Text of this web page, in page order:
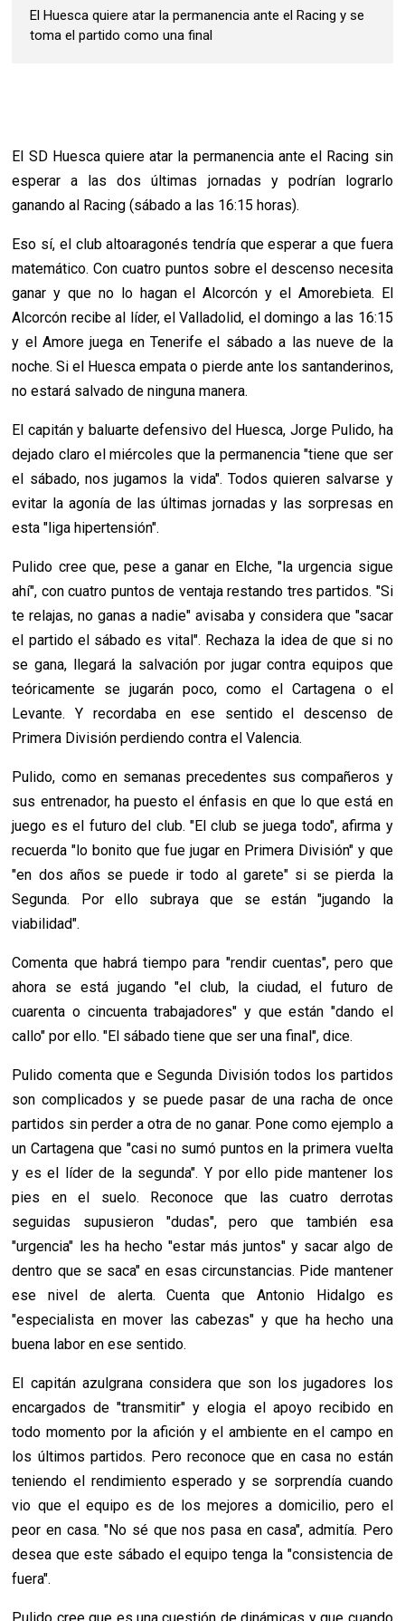
El Huesca quiere atar la permanencia ante el Racing y se
toma el partido como una final
El SD Huesca quiere atar la permanencia ante el Racing sin
esperar a las dos últimas jornadas y podrían lograrlo
ganando al Racing (sábado a las 16:15 horas).
Eso sí, el club altoaragonés tendría que esperar a que fuera
matemático. Con cuatro puntos sobre el descenso necesita
ganar y que no lo hagan el Alcorcón y el Amorebieta. El
Alcorcón recibe al líder, el Valladolid, el domingo a las 16:15
y el Amore juega en Tenerife el sábado a las nueve de la
noche. Si el Huesca empata o pierde ante los santanderinos,
no estará salvado de ninguna manera.
El capitán y baluarte defensivo del Huesca, Jorge Pulido, ha
dejado claro el miércoles que la permanencia "tiene que ser
el sábado, nos jugamos la vida". Todos quieren salvarse y
evitar la agonía de las últimas jornadas y las sorpresas en
esta "liga hipertensión".
Pulido cree que, pese a ganar en Elche, "la urgencia sigue
ahí", con cuatro puntos de ventaja restando tres partidos. "Si
te relajas, no ganas a nadie" avisaba y considera que "sacar
el partido el sábado es vital". Rechaza la idea de que si no
se gana, llegará la salvación por jugar contra equipos que
teóricamente se jugarán poco, como el Cartagena o el
Levante. Y recordaba en ese sentido el descenso de
Primera División perdiendo contra el Valencia.
Pulido, como en semanas precedentes sus compañeros y
sus entrenador, ha puesto el énfasis en que lo que está en
juego es el futuro del club. "El club se juega todo", afirma y
recuerda "lo bonito que fue jugar en Primera División" y que
"en dos años se puede ir todo al garete" si se pierda la
Segunda. Por ello subraya que se están "jugando la
viabilidad".
Comenta que habrá tiempo para "rendir cuentas", pero que
ahora se está jugando "el club, la ciudad, el futuro de
cuarenta o cincuenta trabajadores" y que están "dando el
callo" por ello. "El sábado tiene que ser una final", dice.
Pulido comenta que e Segunda División todos los partidos
son complicados y se puede pasar de una racha de once
partidos sin perder a otra de no ganar. Pone como ejemplo a
un Cartagena que "casi no sumó puntos en la primera vuelta
y es el líder de la segunda". Y por ello pide mantener los
pies en el suelo. Reconoce que las cuatro derrotas
seguidas supusieron "dudas", pero que también esa
"urgencia" les ha hecho "estar más juntos" y sacar algo de
dentro que se saca" en esas circunstancias. Pide mantener
ese nivel de alerta. Cuenta que Antonio Hidalgo es
"especialista en mover las cabezas" y que ha hecho una
buena labor en ese sentido.
El capitán azulgrana considera que son los jugadores los
encargados de "transmitir" y elogia el apoyo recibido en
todo momento por la afición y el ambiente en el campo en
los últimos partidos. Pero reconoce que en casa no están
teniendo el rendimiento esperado y se sorprendía cuando
vio que el equipo es de los mejores a domicilio, pero el
peor en casa. "No sé que nos pasa en casa", admitía. Pero
desea que este sábado el equipo tenga la "consistencia de
fuera".